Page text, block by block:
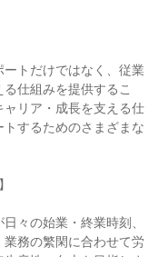
トだけではなく、従業
仕組みを提供するこ
リア・成長を支える仕
するためのさまざまな
々の始業・終業時刻、
務の繁閑に合わせて労